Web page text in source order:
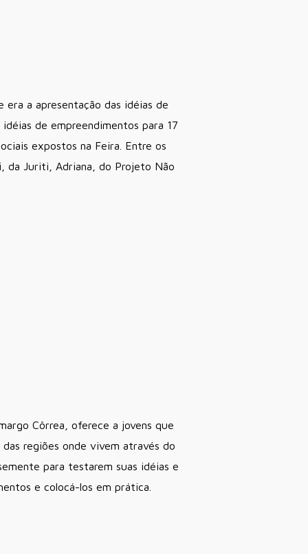
a apresentação das idéias de
de empreendimentos para 17
expostos na Feira. Entre os
da Juriti, Adriana, do Projeto Não
Côrrea, oferece a jovens que
regiões onde vivem através do
para testarem suas idéias e
e colocá-los em prática.